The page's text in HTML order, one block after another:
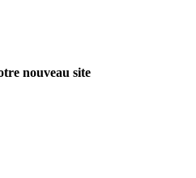
nouveau site